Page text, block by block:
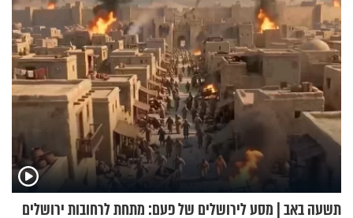
תשעה באב | מסע לירושלים של פעם: מתחת לרחובות ירושלים